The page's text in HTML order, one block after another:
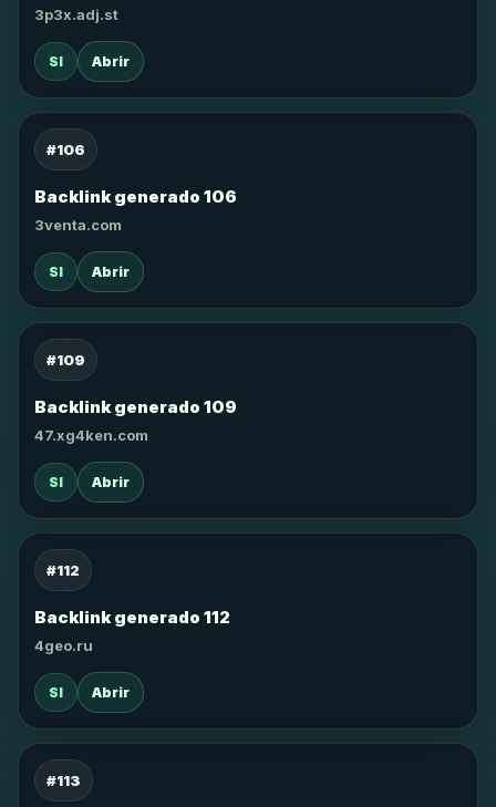
3p3x.adj.st
SI Abrir
#106
Backlink generado 106
3venta.com
SI Abrir
#109
Backlink generado 109
47.xg4ken.com
SI Abrir
#112
Backlink generado 112
4geo.ru
SI Abrir
#113